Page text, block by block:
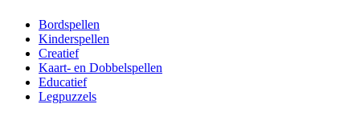
Bordspellen
Kinderspellen
Creatief
Kaart- en Dobbelspellen
Educatief
Legpuzzels